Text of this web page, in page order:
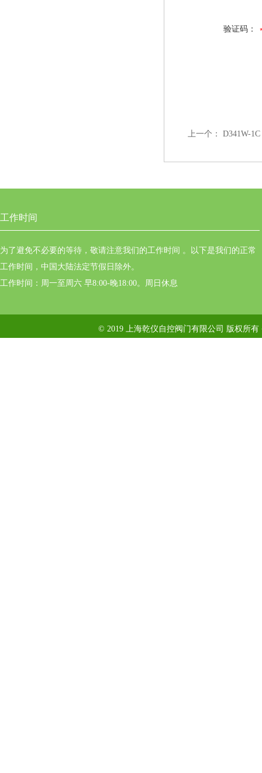
验证码：
上一个： D341W-
工作时间
为了避免不必要的等待，敬请注意我们的工作时间 。以下是我们的正常
工作时间，中国大陆法定节假日除外。
工作时间：周一至周六 早8:00-晚18:00。周日休息
© 2019 上海乾仪自控阀门有限公司 版权所有